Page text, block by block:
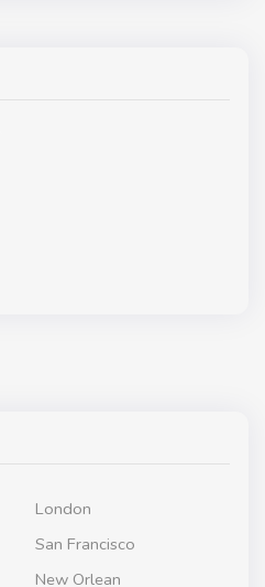
London
San Francisco
New Orlean